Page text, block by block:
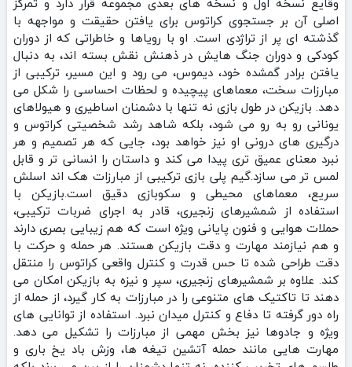
اصلی آن بر جستجوی کراتوس برای یافتن حقیقت و مواجهه با
گذشته‌ ای پر از تراژدی است. او با رویاها و خاطراتی که از دوران
کودکی و دوران جنگ‌ هایش در ذهنش نقش بسته‌ اند، به دنبال
یافتن برادر گمشده خود، دیموس، می‌ رود و این مسیر، ترکیبی از
مبارزات سخت، معماهای پیچیده و لحظات احساسی را شکل می‌
دهد. بازیکن در طول بازی نه تنها با دشمنان اساطیری و هیولاهای
یونانی رو به‌ رو می‌ شود، بلکه شاهد رشد شخصیتی کراتوس و
درگیری‌ های درونی او نیز خواهد بود، جایی که هر تصمیم و هر
نبرد معنای عمیق‌ تری پیدا می‌ کند و داستان را انسانی‌ تر و قابل
لمس‌ تر می‌ سازد.گیم‌ پلی بازی ترکیبی از مبارزات هک‌ اند‌ اسلش
سریع، معماهای محیطی و سکوبازی دقیق است.بازیکن با
استفاده از شمشیرهای زنجیری، قادر به اجرای ضربات ترکیبی،
حملات هوایی و فنون پایانی ویژه است که هم زیبایی بصری دارند
و هم نیازمند مهارت و دقت بازیکن هستند. هر حمله و حرکت با
دقت طراحی شده تا حس قدرت و کنترل واقعی کراتوس را منتقل
کند. علاوه بر شمشیرهای زنجیری، سپر و نیزه به بازیکن امکان می‌
دهند تا تاکتیک‌ های متنوعی را در مبارزات به کار گیرد، از حمله از
راه دور گرفته تا دفاع و کنترل میدان نبرد. استفاده از توانایی‌ های
ویژه و جادوها نیز بخش مهمی از مبارزات را تشکیل می‌ دهد.
مهارت‌ هایی مانند حمله آتشین تیغه‌ ها، وزش باد یخ‌ باری و